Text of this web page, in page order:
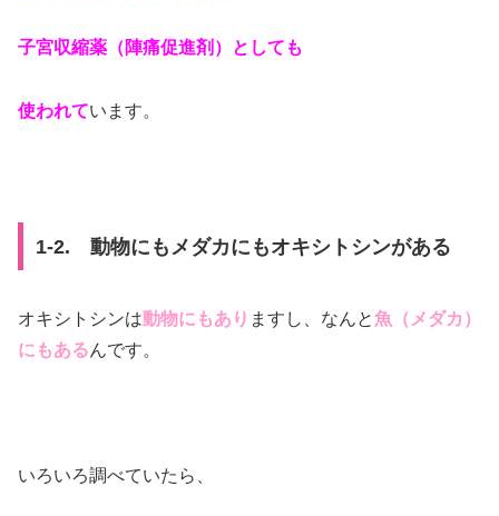
子宮収縮薬（陣痛促進剤）としても
使われています。
1-2. 動物にもメダカにもオキシトシンがある
オキシトシンは動物にもあり ますし、なんと魚（メダカ）
にもあるんです。
いろいろ調べていたら、